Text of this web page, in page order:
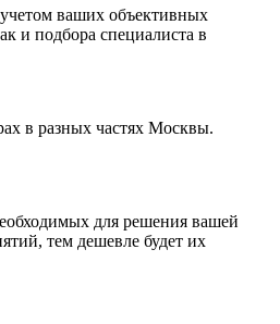
ваших объективных
и подбора специалиста в
в разных частях Москвы.
для решения вашей
тем дешевле будет их